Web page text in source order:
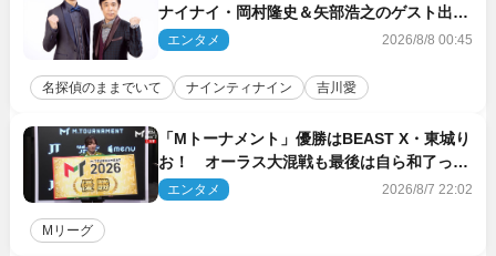
ナイナイ・岡村隆史＆矢部浩之のゲスト出演
が決定！
エンタメ 2026/8/8 00:45
名探偵のままでいて ナインティナイン 吉川愛
「Mトーナメント」優勝はBEAST X・東城り
お！ オーラス大混戦も最後は自ら和了って
幕引き
エンタメ 2026/8/7 22:02
Mリーグ